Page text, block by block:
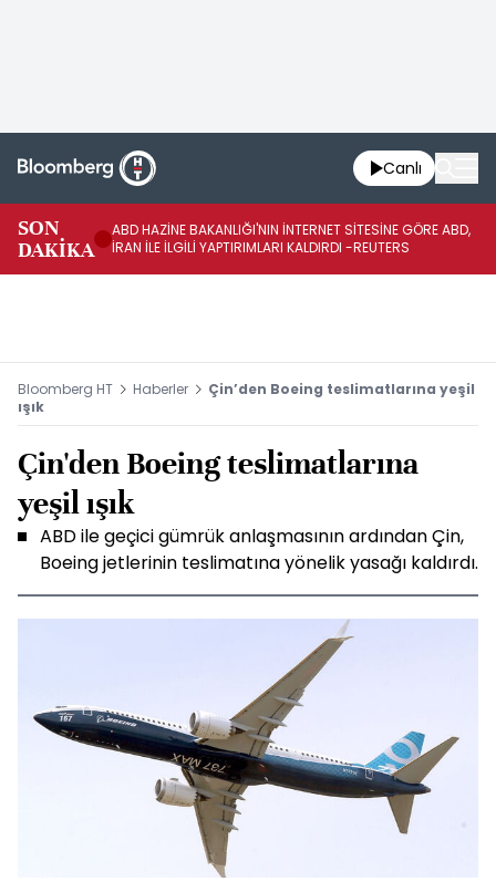
Canlı
SON
DAKİKA
ABD HAZİNE BAKANLIĞI'NIN İNTERNET SİTESİNE GÖRE ABD,
İRAN İLE İLGİLİ YAPTIRIMLARI KALDIRDI -REUTERS
Bloomberg HT Haberler
Çin’den Boeing teslimatlarına yeşil
ışık
Çin'den Boeing teslimatlarına
yeşil ışık
ABD ile geçici gümrük anlaşmasının ardından Çin,
Boeing jetlerinin teslimatına yönelik yasağı kaldırdı.